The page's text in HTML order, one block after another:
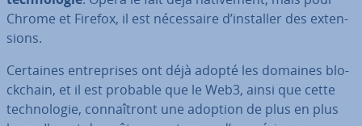
Chrome et Firefox, il est né­ces­saire d’installer des ex­ten­
sions.
Certaines en­tre­prises ont déjà adopté les domaines blo­
ck­chain, et il est probable que le Web3, ainsi que cette
tech­no­lo­gie, con­naî­tront une adoption de plus en plus